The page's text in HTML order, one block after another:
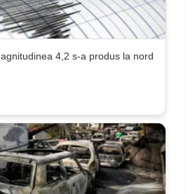
4,2 s-a produs la nord